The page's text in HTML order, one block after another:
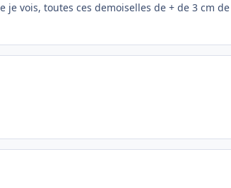
vois, toutes ces demoiselles de + de 3 cm